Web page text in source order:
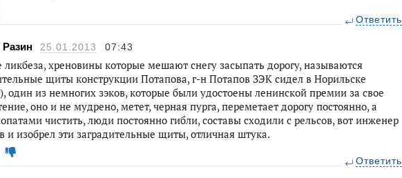
Ответить
25.01.2013 07:43
ликбеза, хреновины которые мешают снегу засыпать дорогу, называются
щиты конструкции Потапова, г-н Потапов ЗЭК сидел в Норильске
один из немногих зэков, которые были удостоены ленинской премии за свое
оно и не мудрено, метет, черная пурга, переметает дорогу постоянно, а
чистить, люди постоянно гибли, составы сходили с рельсов, вот инженер
и изобрел эти заградительные щиты, отличная штука.
Ответить